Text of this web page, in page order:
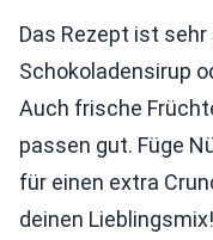
Das Rezept ist
Schokoladensirup
Auch frische
passen gut. Füge
für einen extra
deinen Lieblingsmix!